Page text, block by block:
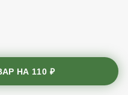
НА 110 ₽